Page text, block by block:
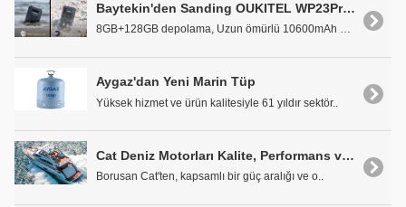
Baytekin'den Sanding OUKITEL WP23Pro El Kontrol Ünitesi
8GB+128GB depolama, Uzun ömürlü 10600mAh pil, ..
Aygaz'dan Yeni Marin Tüp
Yüksek hizmet ve ürün kalitesiyle 61 yıldır sektör..
Cat Deniz Motorları Kalite, Performans ve Güvenilirlik Standartlarını Belirler
Borusan Cat'ten, kapsamlı bir güç aralığı ve o..